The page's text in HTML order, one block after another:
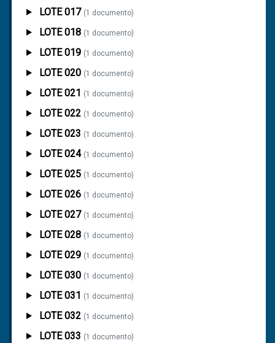
LOTE 017 (1 documento)
LOTE 018 (1 documento)
LOTE 019 (1 documento)
LOTE 020 (1 documento)
LOTE 021 (1 documento)
LOTE 022 (1 documento)
LOTE 023 (1 documento)
LOTE 024 (1 documento)
LOTE 025 (1 documento)
LOTE 026 (1 documento)
LOTE 027 (1 documento)
LOTE 028 (1 documento)
LOTE 029 (1 documento)
LOTE 030 (1 documento)
LOTE 031 (1 documento)
LOTE 032 (1 documento)
LOTE 033 (1 documento)